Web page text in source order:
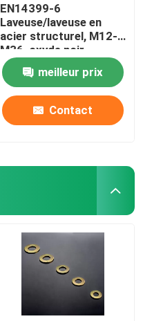
EN14399-6
Laveuse/laveuse en
acier structurel, M12-
M36, oxyde noir
meilleur prix
Contact